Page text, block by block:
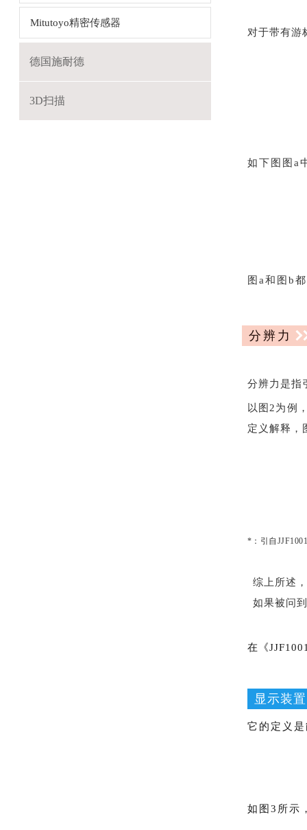
Mitutoyo精密传感器
德国施耐德
3D扫描
对于带有游
如下图图a
图a和图b
分辨力
分辨力是指
以图2为例
定义解释，
*：引自
综上所述，
如果被问
在《
显示装
它的定义
如图3所示